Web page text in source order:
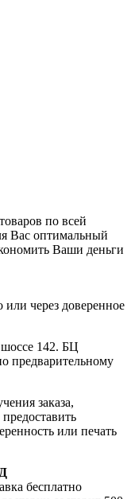
по всей
Вас оптимальный
Ваши деньги
или через доверенное
142. БЦ
предварительному
заказа,
или печать
бесплатно